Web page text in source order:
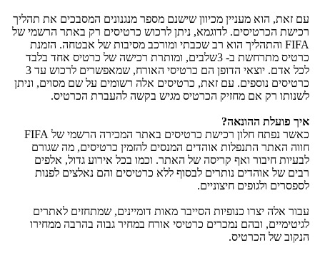
עם זאת, הוא מעניין מכיוון שישנם מספר מנגנונים המסבכים את תהליך
רכישת הכרטיסים. לדוגמא, ניתן לרכוש כרטיסים רק באתר הרשמי של
FIFA והתהליך הוא רב שכבתי ומורכב מסיבות של אבטחה. הזמנת
כרטיס מתרחשת ב- 3שלבים, ומותרת רכישה של כרטיס אחד בלבד
לכל אדם. יוצאי הדופן הם כרטיסי האורח, שמאפשרים לרכוש עד 3
כרטיסים נוספים. עם זאת, כרטיסים אלה רשומים על שם מסוים, וניתן
לשנותו רק אם מחזיק הכרטיס מגיש בקשה להעברת הכרטיס.
איך פועלת ההונאה?
כאשר נפתח חלון רכישת כרטיסים באתר המכירה הרשמי של FIFA
חווה האתר התנפלות אוהדים המנסים להזמין כרטיסים, מה שגורם
לבעיות חיבור ואף קריסה של האתר. וכמו בכל אירוע גדול, אלפים
רבים של אוהדים נותרים לבסוף ללא כרטיסים והם נאלצים לפנות
לספסרים ולגופים חיצוניים.
עבור אלה יצרו כנופיות הסייבר מאות דומיינים, שמתחזים לאתרים
לגיטימיים, ובהם נמכרים כרטיסי אורח במחיר גבוה בהרבה ממחירו
הנקוב של הכרטיס.